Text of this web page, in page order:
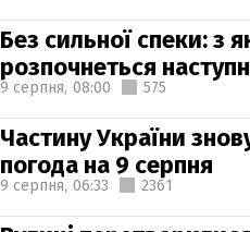
Без сильної спеки: з
розпочнеться
9 серпня, 08:00 575
Частину України
погода на 9 серпня
9 серпня, 06:33 2361